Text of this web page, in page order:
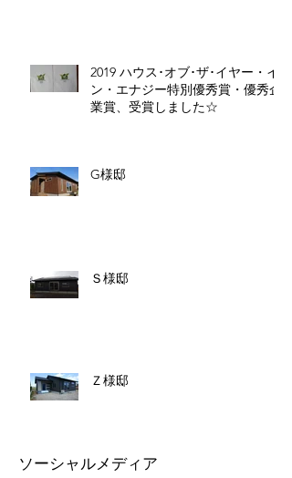
2019 ハウス･オブ･ザ･イヤー・イ
ン・エナジー特別優秀賞・優秀企
業賞、受賞しました☆
G様邸
Ｓ様邸
Ｚ様邸
ソーシャルメディア